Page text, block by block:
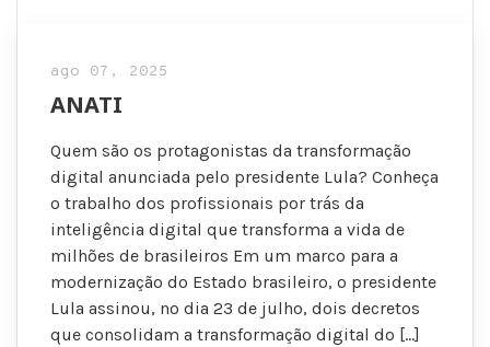
ago 07, 2025
ANATI
Quem são os protagonistas da transformação
digital anunciada pelo presidente Lula? Conheça
o trabalho dos profissionais por trás da
inteligência digital que transforma a vida de
milhões de brasileiros Em um marco para a
modernização do Estado brasileiro, o presidente
Lula assinou, no dia 23 de julho, dois decretos
que consolidam a transformação digital do […]